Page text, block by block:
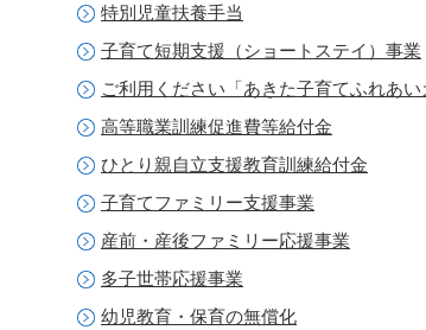
特別児童扶養手当
子育て短期支援（ショートステイ）事業
ご利用ください「あきた子育てふれあい
高等職業訓練促進費等給付金
ひとり親自立支援教育訓練給付金
子育てファミリー支援事業
産前・産後ファミリー応援事業
多子世帯応援事業
幼児教育・保育の無償化